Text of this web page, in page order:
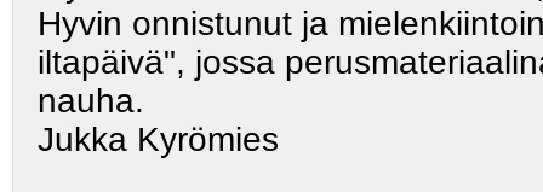
Hyvin onnistunut ja
iltapäivä", jossa
nauha.
Jukka Kyrömies